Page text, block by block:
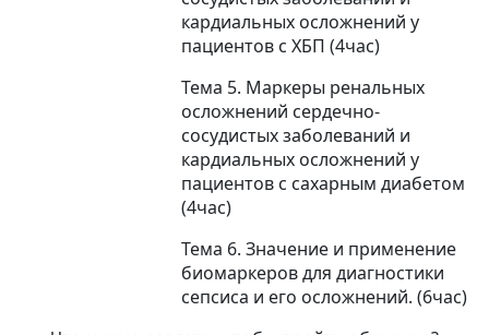
кардиальных осложнений у
пациентов с ХБП (4час)
Тема 5. Маркеры ренальных
осложнений сердечно-
сосудистых заболеваний и
кардиальных осложнений у
пациентов с сахарным диабетом
(4час)
Тема 6. Значение и применение
биомаркеров для диагностики
сепсиса и его осложнений. (6час)